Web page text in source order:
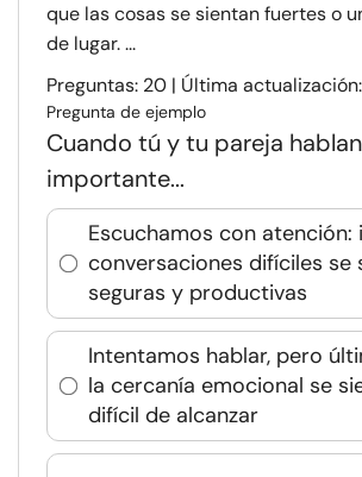
que las cosas se sientan fuertes o
de lugar. ...
Preguntas: 20 | Última
Pregunta de ejemplo
Cuando tú y tu pareja
importante...
Escuchamos con atención:
conversaciones difíciles se
seguras y productivas
Intentamos hablar, pero
la cercanía emocional se
difícil de alcanzar